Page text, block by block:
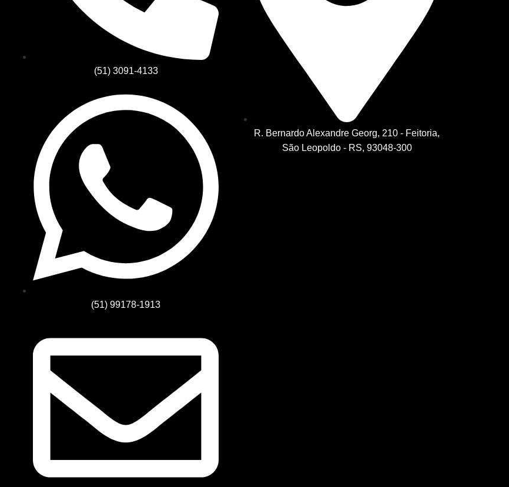
(51) 3091-4133
(51) 99178-1913
R. Bernardo Alexandre Georg, 210 - Feitoria,
São Leopoldo - RS, 93048-300